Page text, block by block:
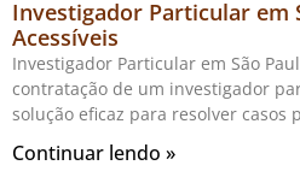
Investigador Particular em
Acessíveis
Investigador Particular em São
contratação de um investigador
solução eficaz para resolver casos
Continuar lendo »